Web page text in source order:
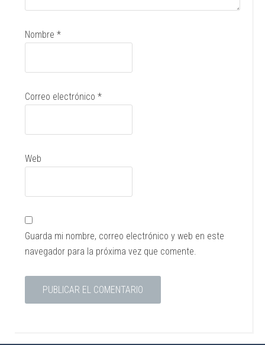
Nombre*
Correo electrónico*
Web
Guarda mi nombre, correo electrónico y web en este
navegador para la próxima vez que comente.